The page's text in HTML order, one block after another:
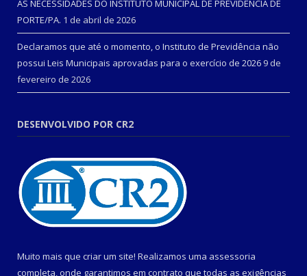
AS NECESSIDADES DO INSTITUTO MUNICIPAL DE PREVIDÊNCIA DE
PORTE/PA. 1 de abril de 2026
Declaramos que até o momento, o Instituto de Previdência não
possui Leis Municipais aprovadas para o exercício de 2026 9 de
fevereiro de 2026
DESENVOLVIDO POR CR2
Muito mais que criar um site! Realizamos uma assessoria
completa, onde garantimos em contrato que todas as exigências